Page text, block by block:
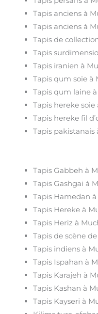
Tapis anciens à
Tapis anciens à
Tapis de
Tapis
Tapis iranien à
Tapis qum soie à
Tapis qum laine
Tapis hereke
Tapis hereke fil
Tapis pakistanais
Tapis Gabbeh à
Tapis Gashgai à
Tapis Hamedan
Tapis Hereke à
Tapis Heriz à
Tapis de scène
Tapis indiens à
Tapis Ispahan à
Tapis Karajeh à
Tapis Kashan à
Tapis Kayseri à